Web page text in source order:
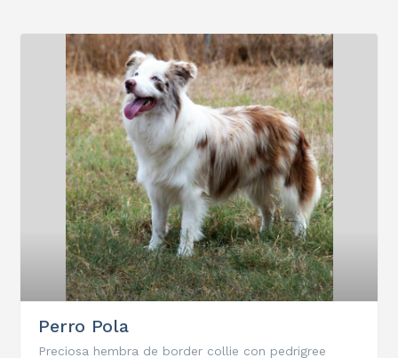
Perro Pola
Preciosa hembra de border collie con pedrigree